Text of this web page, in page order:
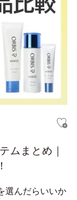
ムまとめ｜
選んだらいいか